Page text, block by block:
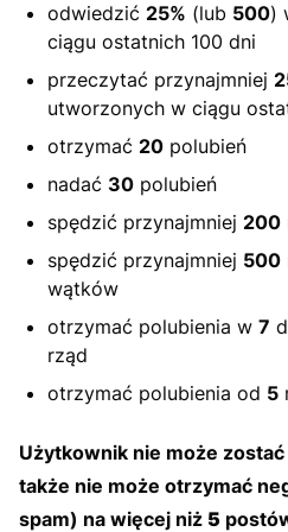
odwiedzić 25% (lub 500)
ciągu ostatnich 100 dni
przeczytać przynajmniej
utworzonych w ciągu
otrzymać 20 polubień
nadać 30 polubień
spędzić przynajmniej 200
spędzić przynajmniej 500
wątków
otrzymać polubienia w 7
rząd
otrzymać polubienia od 5
Użytkownik nie może
także nie może otrzymać
spam) na więcej niż 5